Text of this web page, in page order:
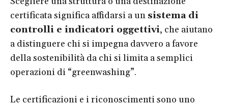
certificata significa affidarsi a un sistema di
controlli e indicatori oggettivi, che aiutano
a distinguere chi si impegna davvero a favore
della sostenibilità da chi si limita a semplici
operazioni di “greenwashing”.
Le certificazioni e i riconoscimenti sono uno